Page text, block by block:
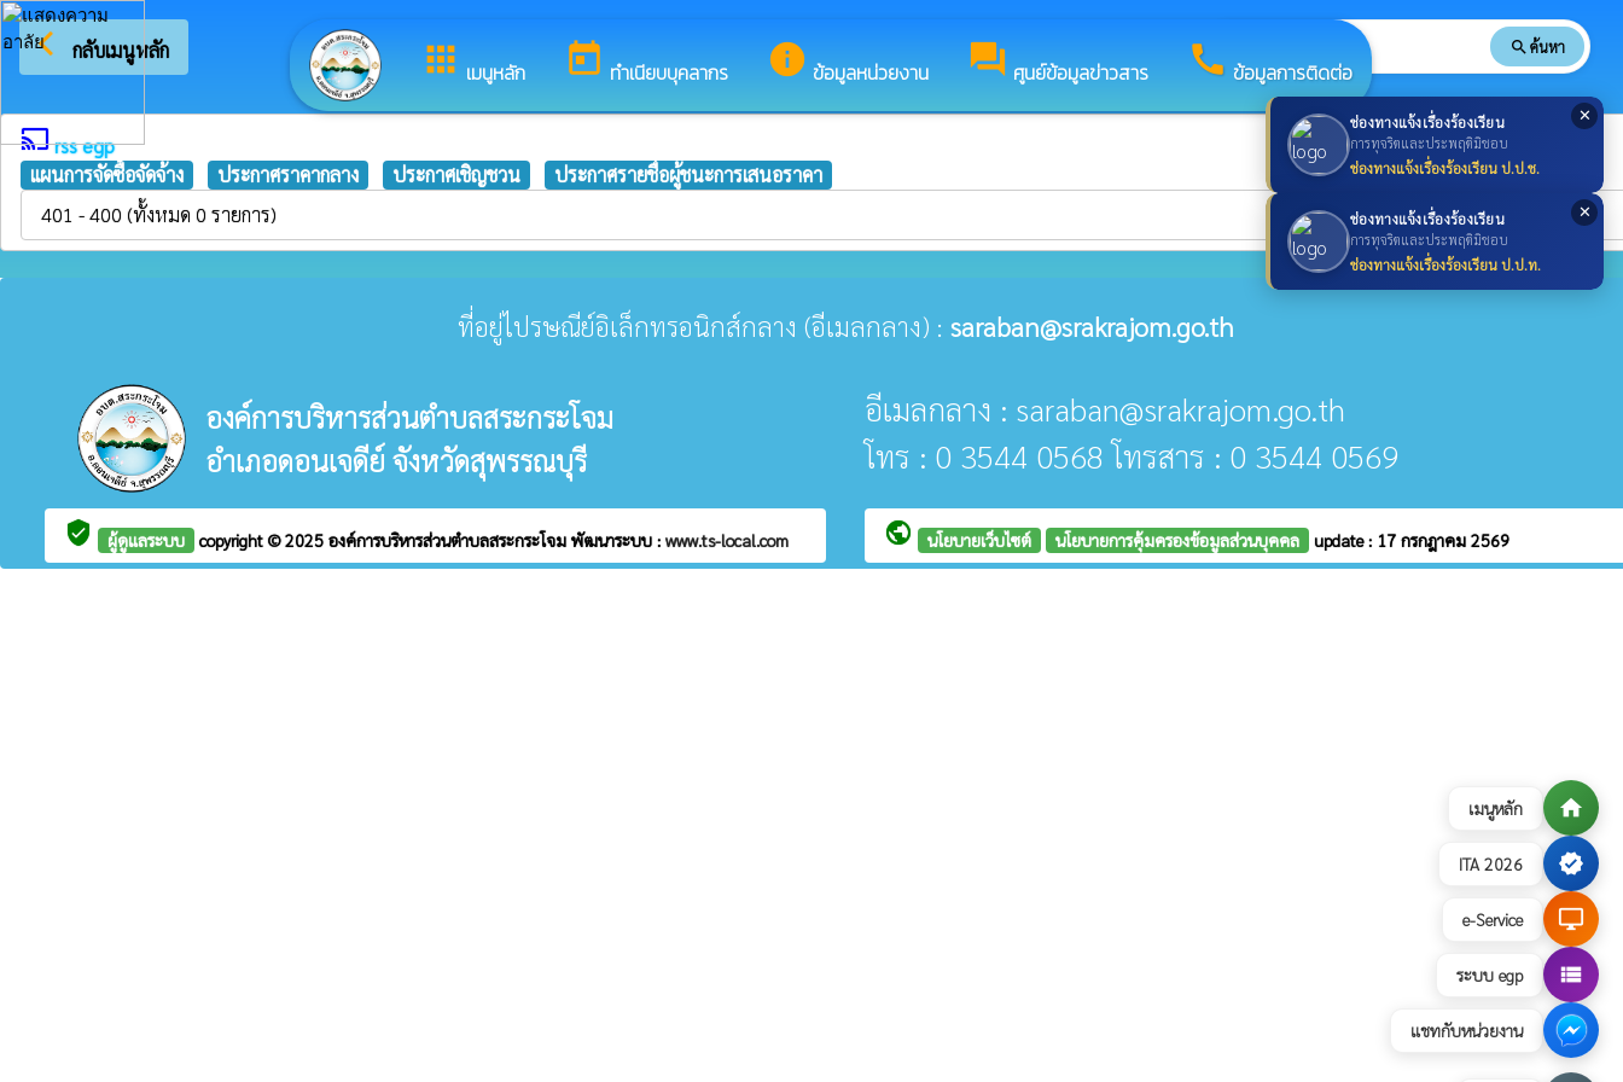
เมนูหลัก home
ITA 2026 verified
e-Service desktop_windows
ระบบ egp view_list
แชทกับหน่วยงาน
✕
ช่องทางแจ้งเรื่องร้องเรียน
การทุจริตและประพฤติมิชอบ
ช่องทางแจ้งเรื่องร้องเรียน ป.ป.ช.
✕
ช่องทางแจ้งเรื่องร้องเรียน
การทุจริตและประพฤติมิชอบ
ช่องทางแจ้งเรื่องร้องเรียน ป.ป.ท.
apps เมนูหลัก today ทำเนียบบุคลากร info ข้อมูลหน่วยงาน forum ศูนย์ข้อมูลข่าวสาร call ข้อมูลการติดต่อ
arrow_back_ios กลับเมนูหลัก ยินดีต้อนรับสู่เว็บไซต์ของ องค์การบริหารส่วนตำบลสระกระโจม search ค้นหา
castrss egp
แผนการจัดซื้อจัดจ้าง
ประกาศราคากลาง ประกาศเชิญชวน
ประกาศรายชื่อผู้ชนะการเสนอราคา
401 - 400 (ทั้งหมด 0 รายการ)
ที่อยู่ไปรษณีย์อิเล็กทรอนิกส์กลาง (อีเมลกลาง) : saraban@srakrajom.go.th
องค์การบริหารส่วนตำบลสระกระโจม
อำเภอดอนเจดีย์ จังหวัดสุพรรณบุรี
อีเมลกลาง : saraban@srakrajom.go.th
โทร : 0 3544 0568 โทรสาร : 0 3544 0569
verified_user ผู้ดูแลระบบ copyright © 2025 องค์การบริหารส่วนตำบลสระกระโจม พัฒนาระบบ : www.ts-local.com public นโยบายเว็บไซต์ นโยบายการคุ้มครองข้อมูลส่วนบุคคล update : 17 กรกฎาคม 2569